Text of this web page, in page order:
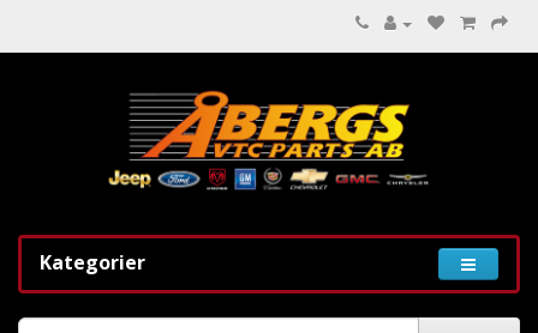
Kategorier